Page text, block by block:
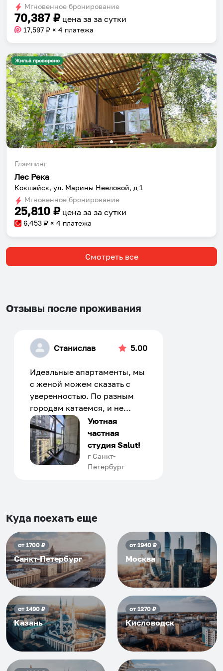
changing
dates.
changing
dates.
Мгновенное бронирование
70,387 ₽ цена за за сутки
17,597 ₽ × 4 платежа
Жильё проверено
Глэмпинг
Лес Река
Кокшайск, ул. Марины Нееловой, д 1
Мгновенное бронирование
25,810 ₽ цена за за сутки
6,453 ₽ × 4 платежа
Смотреть все
Отзывы после проживания
Станислав 5.00
Идеальные апартаменты, мы
с женой можем сказать с
уверенностью. По разным
городам катаемся, и не
только в России. Сервис на
отличном уровне. Хозяин
апартаментов доброй души
человек, всегда можно
договориться, подскажет
приезжать еще...
Уютная
частная
студия Salut!
г Санкт-
Петербург
Куда поехать еще
от1700₽
Санкт-Петербург
от1940₽
Москва
от1490₽
Казань
от1270₽
Кисловодск